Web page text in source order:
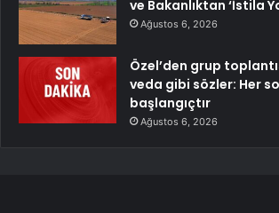
ve Bakanlıktan ‘İstila
Ağustos 6, 2026
Özel’den grup
veda gibi sözler: Her
başlangıçtır
Ağustos 6, 2026